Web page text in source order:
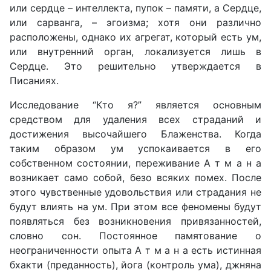
или сердце – интеллекта, пупок – памяти, а Сердце,
или сарванга, – эгоизма; хотя они различно
расположены, однако их агрегат, который есть ум,
или внутренний орган, локализуется лишь в
Сердце. Это решительно утверждается в
Писаниях.
Исследование “Кто я?” является основным
средством для удаления всех страданий и
достижения высочайшего Блаженства. Когда
таким образом ум успокаивается в его
собственном состоянии, переживание А т м а н а
возникает само собой, безо всяких помех. После
этого чувственные удовольствия или страдания не
будут влиять на ум. При этом все феномены будут
появляться без возникновения привязанностей,
словно сон. Постоянное памятование о
неограниченности опыта А т м а н а есть истинная
бхакти (преданность), йога (контроль ума), джняна